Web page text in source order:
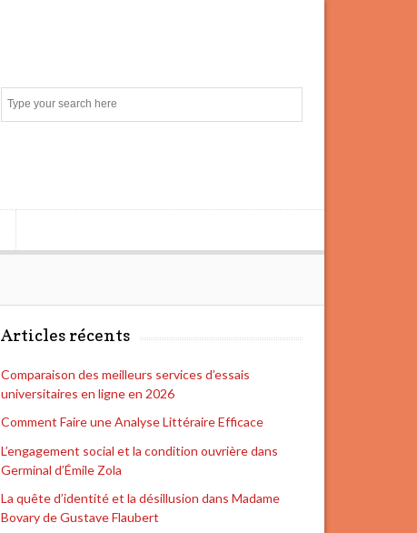
e
Articles récents
Comparaison des meilleurs services d’essais
universitaires en ligne en 2026
Comment Faire une Analyse Littéraire Efficace
L’engagement social et la condition ouvrière dans
Germinal d’Émile Zola
La quête d’identité et la désillusion dans Madame
Bovary de Gustave Flaubert